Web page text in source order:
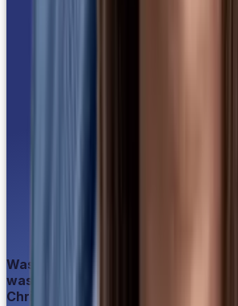
Was für eine Top-Einführung: In 4
was wir brauchten.
Christoph Peschke